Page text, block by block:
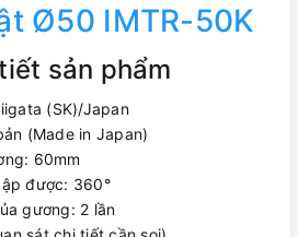
Ø50 IMTR-50K
sản phẩm
(SK)/Japan
(Made in Japan)
60mm
được: 360°
gương: 2 lần